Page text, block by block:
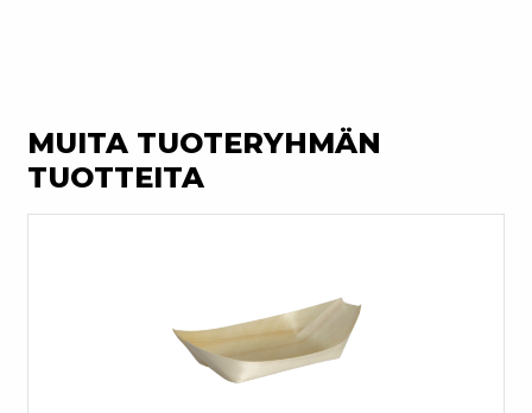
MUITA TUOTERYHMÄN
TUOTTEITA